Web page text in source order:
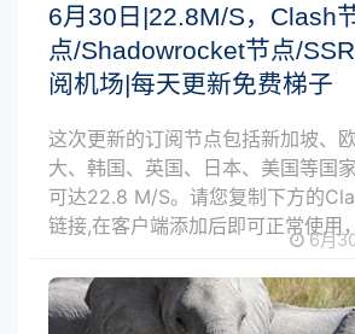
6月30日|22.8M/S，Clash
点/Shadowrocket节点/
阅机场|每天更新免费梯子
这次更新的订阅节点包括新加坡、
大、韩国、英国、日本、美国等国
可达22.8 M/S。请您复制下方的
链接,在客户端添加后即可正常使用
6月